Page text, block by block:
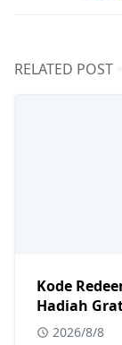
RELATED POST
Kode
Hadiah
2026/8/8